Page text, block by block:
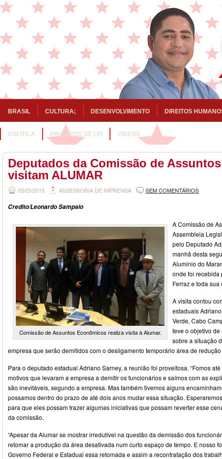
BRASIL CULTURA; DESENVOLVIMENTO DIREITOS
POLITICA PROJETOS DE LEI VÍDEOS
Deputados da Comissão de
visitam ALUMAR
05/05/2015 ASSESSORIA DE IMPRENSA SEM COMENTÁRIOS
Credito/LeonardoSampaio
Comissão de Assuntos Econômicos realiza visita à Alumar.
A Comissão de
Assembleia
pelo Deputado
manhã desta
Aluminio do
onde foi recebida
Ferraz e toda
A visita contou
estaduais
Verde, Cabo
teve o objetivo
sobre a situação
empresa que serão demitidos com o desligamento temporário área de
Para o deputado estadual Adriano Sarney, a reunião foi proveitosa. “Fomos
motivos que levaram a empresa a demitir os funcionários e saímos com as
são inevitáveis, segundo a empresa. Mas também tivemos alguns
possamos dentro do prazo de até dois anos mudar essa situação.
para que eles possam trazer algumas iniciativas que possam reverter esse
da comissão.
“Apesar da Alumar se mostrar irredutível na questão da demissão dos
retomar a produção da área desativada num curto espaço de tempo. E nosso
Governo Federal e Estadual essa retomada e assim a recontratação dos